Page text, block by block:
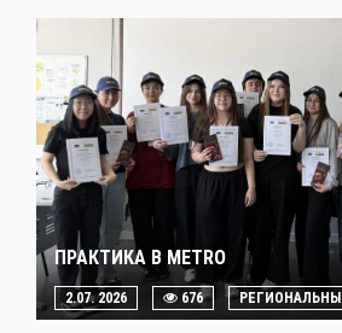
ПРАКТИКА В METRO
2.07. 2026 676